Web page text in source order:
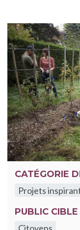
CATÉGORIE
Projets
PUBLIC CIBLE